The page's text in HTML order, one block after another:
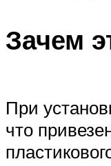
Зачем
При
что